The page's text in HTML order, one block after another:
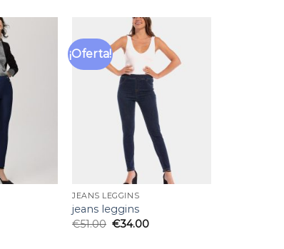
¡Oferta!
Añadir
a la
JEANS LEGGINS
jeans leggins
€51.00 €34.00